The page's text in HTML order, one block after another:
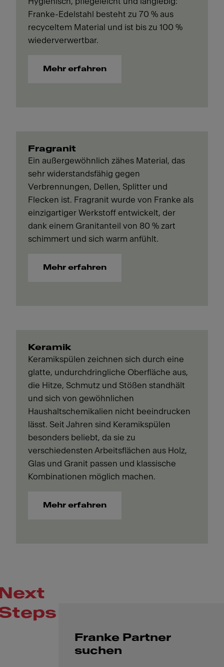
Franke-Edelstahl besteht zu 70 % aus
recyceltem Material und ist bis zu 100 %
wiederverwertbar.
Mehr erfahren
Fragranit
Ein außergewöhnlich zähes Material, das
sehr widerstandsfähig gegen
Verbrennungen, Dellen, Splitter und
Flecken ist. Fragranit wurde von Franke als
einzigartiger Werkstoff entwickelt, der
dank einem Granitanteil von 80 % zart
schimmert und sich warm anfühlt.
Mehr erfahren
Keramik
Keramikspülen zeichnen sich durch eine
glatte, undurchdringliche Oberfläche aus,
die Hitze, Schmutz und Stößen standhält
und sich von gewöhnlichen
Haushaltschemikalien nicht beeindrucken
lässt. Seit Jahren sind Keramikspülen
besonders beliebt, da sie zu
verschiedensten Arbeitsflächen aus Holz,
Glas und Granit passen und klassische
Kombinationen möglich machen.
Mehr erfahren
Franke Partner
suchen